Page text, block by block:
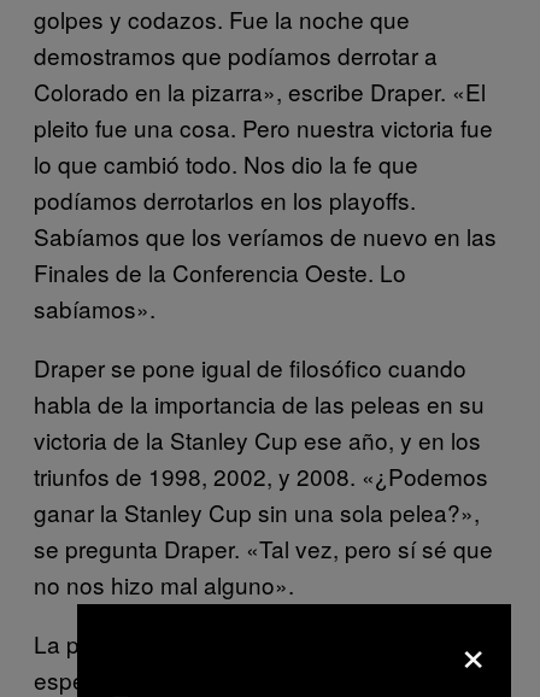
golpes y codazos. Fue la noche que
demostramos que podíamos derrotar a
Colorado en la pizarra», escribe Draper. «El
pleito fue una cosa. Pero nuestra victoria fue
lo que cambió todo. Nos dio la fe que
podíamos derrotarlos en los playoffs.
Sabíamos que los veríamos de nuevo en las
Finales de la Conferencia Oeste. Lo
sabíamos».
Draper se pone igual de filosófico cuando
habla de la importancia de las peleas en su
victoria de la Stanley Cup ese año, y en los
triunfos de 1998, 2002, y 2008. «¿Podemos
ganar la Stanley Cup sin una sola pelea?»,
se pregunta Draper. «Tal vez, pero sí sé que
no nos hizo mal alguno».
La pelea de la que habla fue una orgía
espectacular de violencia sin habilidad, un×